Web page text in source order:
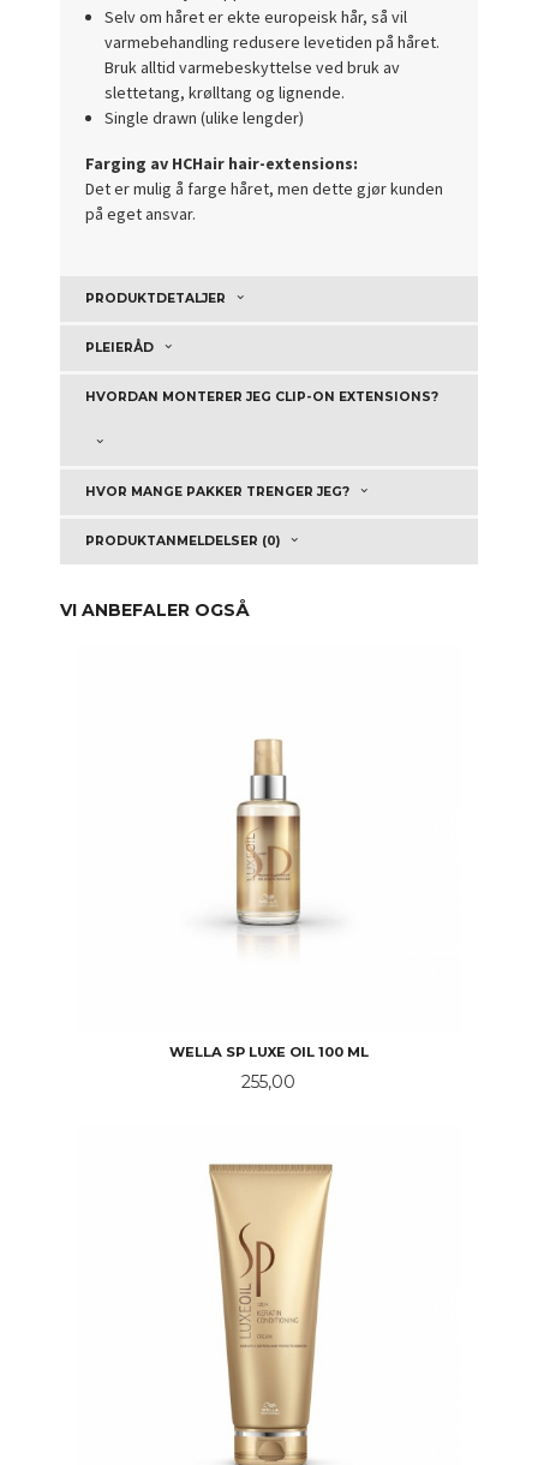
Selv om håret er ekte europeisk hår, så vil
varmebehandling redusere levetiden på håret.
Bruk alltid varmebeskyttelse ved bruk av
slettetang, krølltang og lignende.
Single drawn (ulike lengder)
Farging av HCHair hair-extensions:
Det er mulig å farge håret, men dette gjør kunden
på eget ansvar.
PRODUKTDETALJER
PLEIERÅD
HVORDAN MONTERER JEG CLIP-ON EXTENSIONS?
HVOR MANGE PAKKER TRENGER JEG?
PRODUKTANMELDELSER (0)
VI ANBEFALER OGSÅ
WELLA SP LUXE OIL 100 ML
Pris
255,00